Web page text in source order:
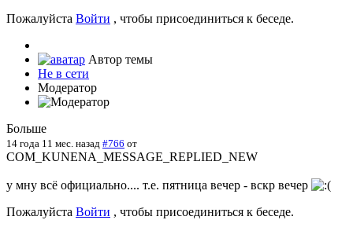
Пожалуйста Войти , чтобы присоединиться к беседе.
Автор темы
Не в сети
Модератор
Больше
14 года 11 мес. назад #766 от
COM_KUNENA_MESSAGE_REPLIED_NEW
у мну всё официально.... т.е. пятница вечер - вскр вечер
Пожалуйста Войти , чтобы присоединиться к беседе.